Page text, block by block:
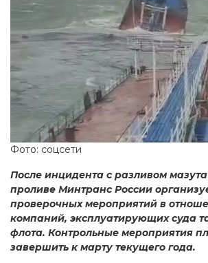
Фото: соцсети
После инцидента с разливом
проливе Минтранс России
проверочных мероприятий в
компаний, эксплуатирующих суда
флота. Контрольные мероприятия
завершить к марту текущего года.